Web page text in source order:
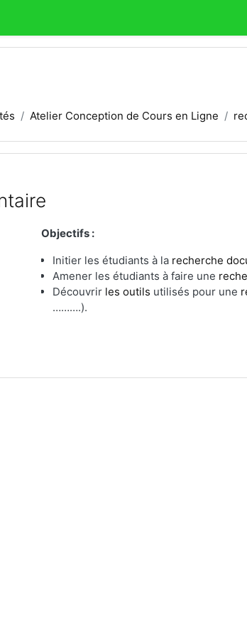
Atelier Conception de Cours en Ligne
Objectifs :
Initier les étudiants à la recherche
Amener les étudiants à faire une
Découvrir les outils utilisés pour une
……….).